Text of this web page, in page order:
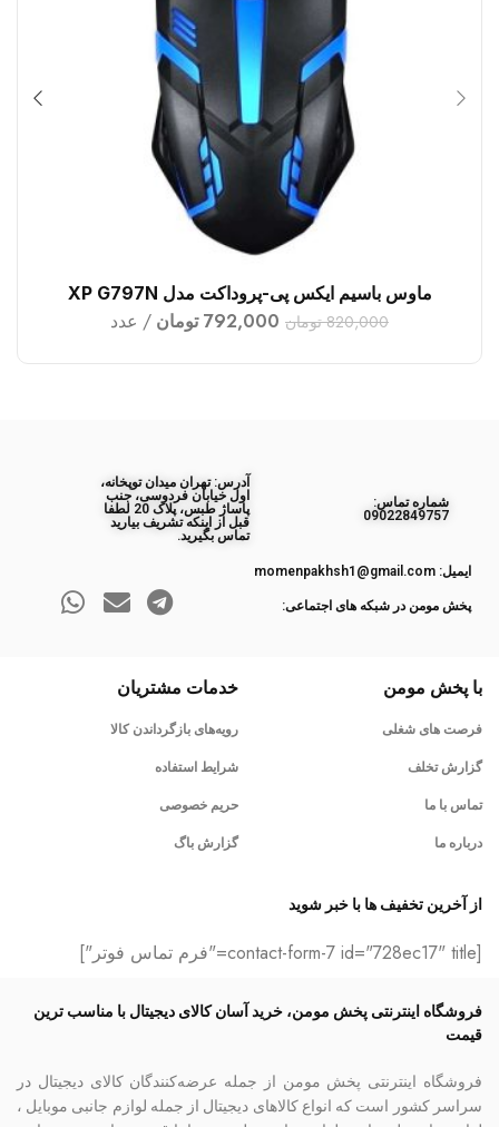
افزودن به سبد خرید
ماوس باسیم ایکس پی-پروداکت مدل XP G797N
820,000 تومان 792,000 تومان عدد
ﺷﻤﺎره ﺗﻤﺎس:
09022849757
آدرس: تهران میدان توپخانه،
اول خیابان فردوسی، جنب
پاساژ طبس، پلاک 20 لطفا
قبل از اینکه تشریف بیارید
تماس بگیرید.
ایمیل: momenpakhsh1@gmail.com
پخش مومن در شبکه های اجتماعی:
با پخش مومن
فرصت های شغلی
گزارش تخلف
تماس با ما
درباره ما
خدمات مشتریان
رویه‌های بازگرداندن کالا
شرایط استفاده
حریم خصوصی
گزارش باگ
از آخرین تخفیف ها با خبر شوید
[contact-form-7 id="728ec17" title="فرم تماس فوتر"]
فروشگاه اینترنتی پخش مومن، خرید آسان کالای دیجیتال با مناسب ترین
قیمت
فروشگاه اینترنتی پخش مومن از جمله عرضه‌کنندگان کالای دیجیتال در
سراسر کشور است که انواع کالاهای دیجیتال از جمله لوازم جانبی موبایل ،